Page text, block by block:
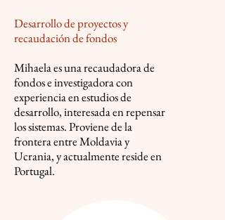
Desarrollo de proyectos y
recaudación de fondos
Mihaela es una recaudadora de
fondos e investigadora con
experiencia en estudios de
desarrollo, interesada en repensar
los sistemas. Proviene de la
frontera entre Moldavia y
Ucrania, y actualmente reside en
Portugal.